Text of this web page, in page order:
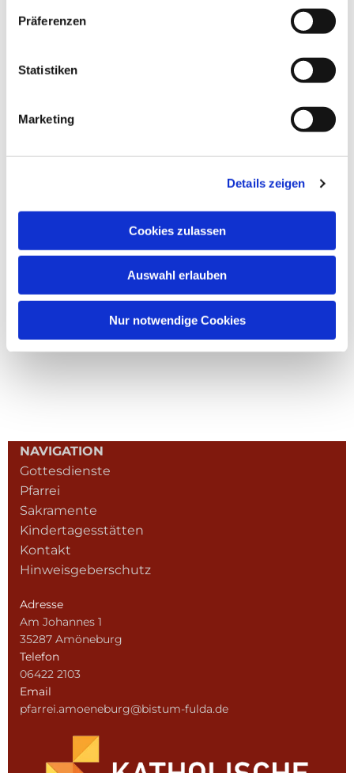
Präferenzen
Statistiken
Marketing
Details zeigen
Cookies zulassen
Auswahl erlauben
Nur notwendige Cookies
NAVIGATION
Gottesdienste
Pfarrei
Sakramente
Kindertagesstätten
Kontakt
Hinweisgeberschutz
Adresse
Am Johannes 1
35287 Amöneburg
Telefon
06422 2103
Email
pfarrei.amoeneburg@bistum-fulda.de